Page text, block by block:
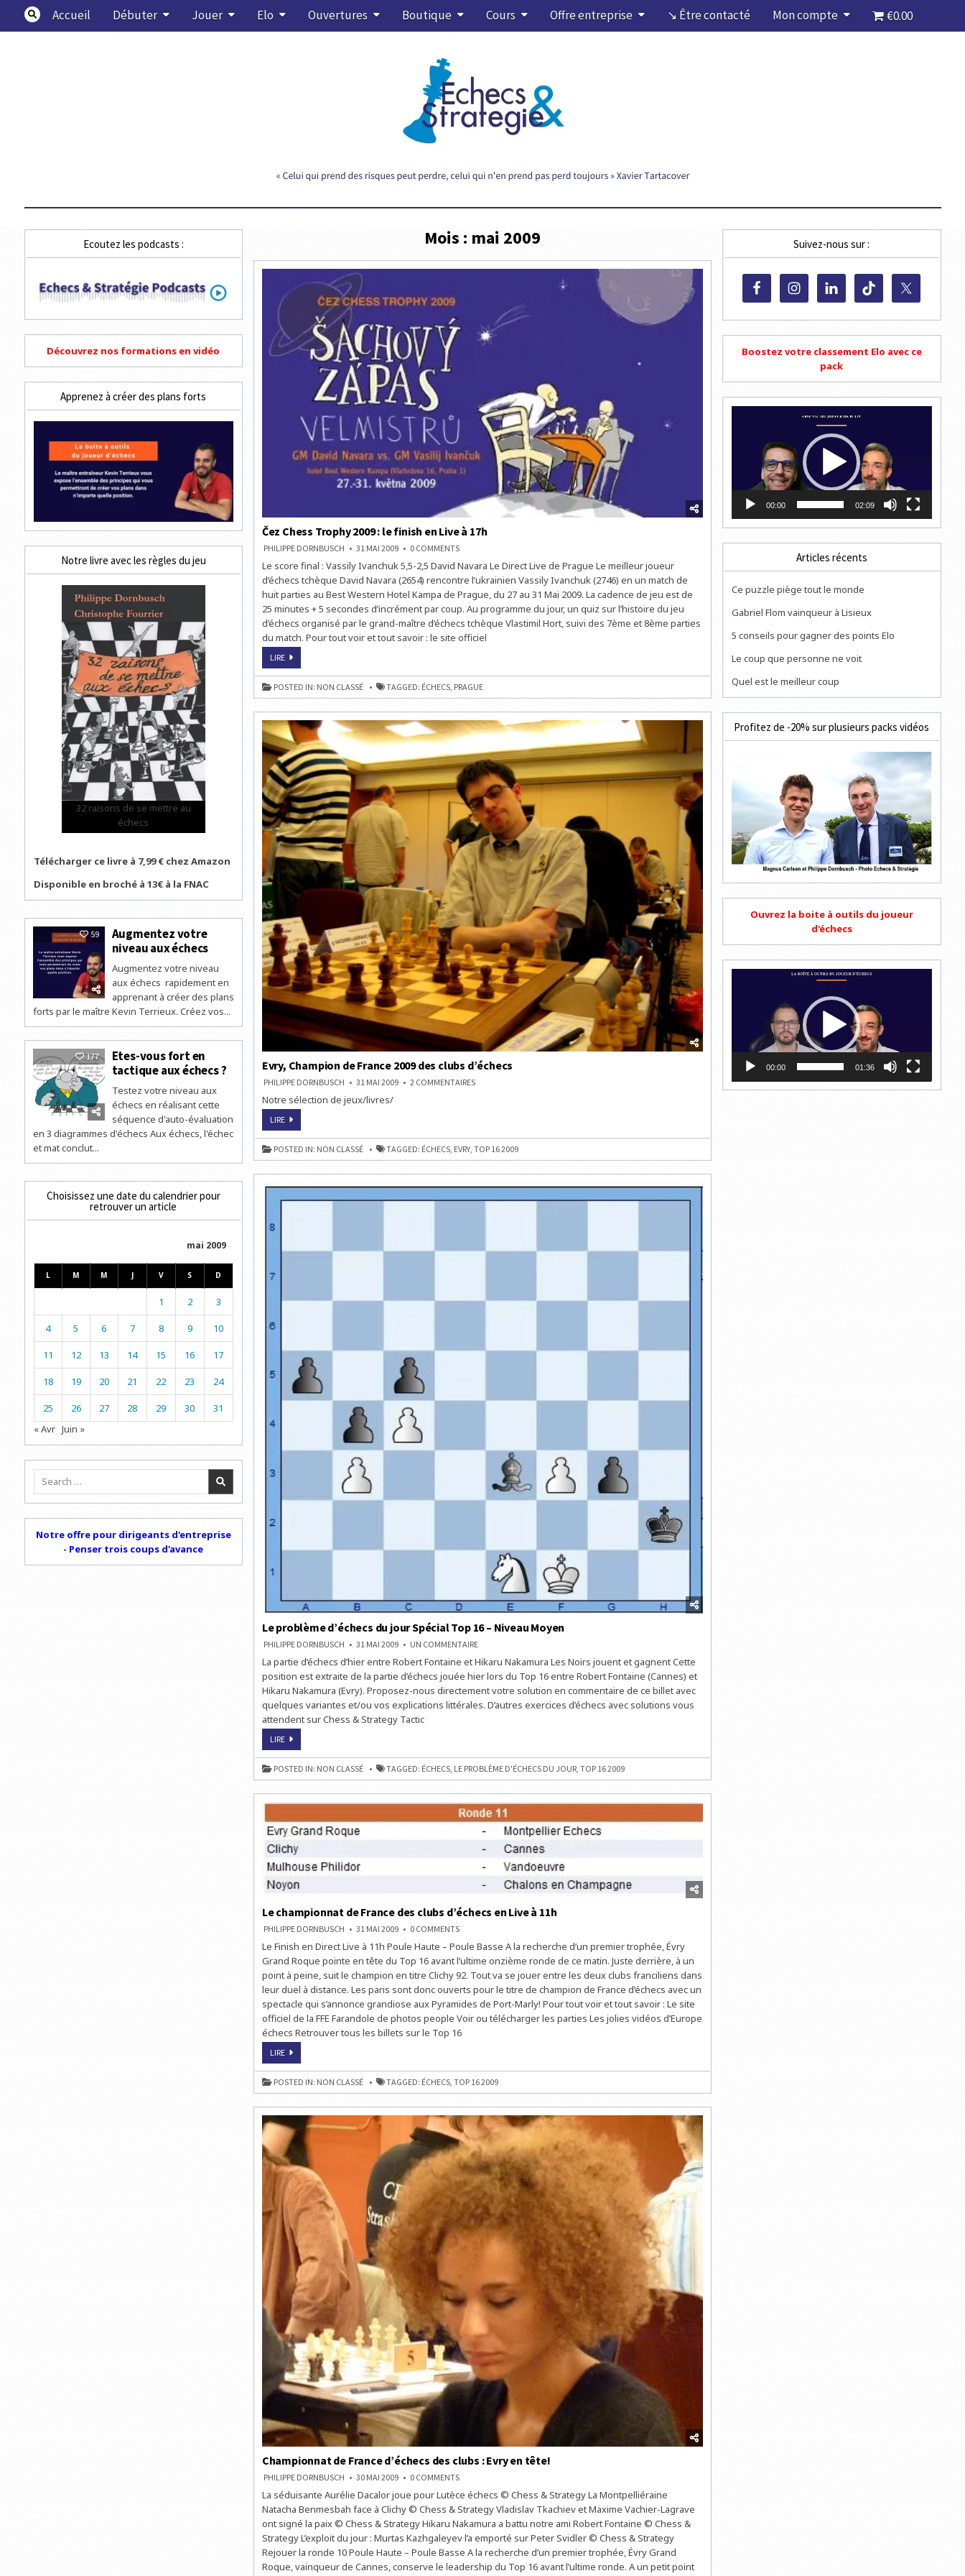
content
Accueil Débuter Jouer Elo Ouvertures Boutique Cours Offre entreprise ↘ Être contacté Mon compte €0.00
Mois : mai 2009
Čez Chess Trophy 2009 : le finish en Live à 17h
PHILIPPE DORNBUSCH 31 MAI 2009 0 COMMENTSON
CHESS
TROPHY
2009
:
LE
FINISH
EN
LIVE
17H
Le score final : Vassily Ivanchuk 5,5-2,5 David Navara Le Direct Live de Prague Le meilleur joueur
d’échecs tchèque David Navara (2654) rencontre l’ukrainien Vassily Ivanchuk (2746) en un match de
huit parties au Best Western Hotel Kampa de Prague, du 27 au 31 Mai 2009. La cadence de jeu est de
25 minutes + 5 secondes d’incrément par coup. Au programme du jour, un quiz sur l’histoire du jeu
d’échecs organisé par le grand-maître d’échecs tchèque Vlastimil Hort, suivi des 7ème et 8ème parties
du match. Pour tout voir et tout savoir : le site officiel
LIREČEZ
TROPHY
2009
:
LE
LIVE
À
17H
POSTED IN: NON CLASSÉ TAGGED: ÉCHECS, PRAGUE
Evry, Champion de France 2009 des clubs d’échecs
PHILIPPE DORNBUSCH 31 MAI 2009 2 COMMENTAIRESSUR
CLUBS
D’ÉCHECS
Notre sélection de jeux/livres/
LIREEVRY,
DE
FRANCE
2009
DES
POSTED IN: NON CLASSÉ TAGGED: ÉCHECS, EVRY, TOP 16 2009
Le problème d’échecs du jour Spécial Top 16 – Niveau Moyen
PHILIPPE DORNBUSCH 31 MAI 2009 UN COMMENTAIRESUR
PROBLÈME
D’ÉCHECS
DU
JOUR
SPÉCIAL
TOP
16
La partie d’échecs d’hier entre Robert Fontaine et Hikaru Nakamura Les Noirs jouent et gagnent Cette
position est extraite de la partie d’échecs jouée hier lors du Top 16 entre Robert Fontaine (Cannes) et
Hikaru Nakamura (Evry). Proposez-nous directement votre solution en commentaire de ce billet avec
quelques variantes et/ou vos explications littérales. D’autres exercices d’échecs avec solutions vous
attendent sur Chess & Strategy Tactic
LIRELE
D’ÉCHECS
DU
JOUR
SPÉCIAL
–
MOYEN
POSTED IN: NON CLASSÉ TAGGED: ÉCHECS, LE PROBLÈME D'ÉCHECS DU JOUR, TOP 16 2009
Le championnat de France des clubs d’échecs en Live à 11h
PHILIPPE DORNBUSCH 31 MAI 2009 0 COMMENTSON
CHAMPIONNAT
FRANCE
DES
CLUBS
D’ÉCHECS
LIVE
À
11H
Le Finish en Direct Live à 11h Poule Haute – Poule Basse A la recherche d’un premier trophée, Évry
Grand Roque pointe en tête du Top 16 avant l’ultime onzième ronde de ce matin. Juste derrière, à un
point à peine, suit le champion en titre Clichy 92. Tout va se jouer entre les deux clubs franciliens dans
leur duel à distance. Les paris sont donc ouverts pour le titre de champion de France d’échecs avec un
spectacle qui s’annonce grandiose aux Pyramides de Port-Marly! Pour tout voir et tout savoir : Le site
officiel de la FFE Farandole de photos people Voir ou télécharger les parties Les jolies vidéos d’Europe
échecs Retrouver tous les billets sur le Top 16
LIRELE
DE
FRANCE
DES
CLUBS
À
11H
POSTED IN: NON CLASSÉ TAGGED: ÉCHECS, TOP 16 2009
Championnat de France d’échecs des clubs : Evry en tête!
PHILIPPE DORNBUSCH 30 MAI 2009 0 COMMENTSON
DE
D’ÉCHECS
DES
CLUBS
:
EN
TÊTE!
La séduisante Aurélie Dacalor joue pour Lutèce échecs © Chess & Strategy La Montpelliéraine
Natacha Benmesbah face à Clichy © Chess & Strategy Vladislav Tkachiev et Maxime Vachier-Lagrave
ont signé la paix © Chess & Strategy Hikaru Nakamura a battu notre ami Robert Fontaine © Chess &
Strategy L’exploit du jour : Murtas Kazhgaleyev l’a emporté sur Peter Svidler © Chess & Strategy
Rejouer la ronde 10 Poule Haute – Poule Basse A la recherche d’un premier trophée, Évry Grand
Roque, vainqueur de Cannes, conserve le leadership du Top 16 avant l’ultime ronde. A un petit point
Ecoutez les podcasts :
Découvrez nos formations en vidéo
Apprenez à créer des plans forts
Notre livre avec les règles du jeu
32 raisons de se mettre au
échecs
Télécharger ce livre à 7,99 € chez Amazon
Disponible en broché à 13€ à la FNAC
59
Augmentez votre
niveau aux échecs
Augmentez votre niveau
aux échecs rapidement en
apprenant à créer des plans
forts par le maître Kevin Terrieux. Créez vos...
177
Etes-vous fort en
tactique aux échecs ?
Testez votre niveau aux
échecs en réalisant cette
séquence d'auto-évaluation
en 3 diagrammes d'échecs Aux échecs, l'échec
et mat conclut...
Choisissez une date du calendrier pour
retrouver un article
mai 2009
L M M J V S D
1 2 3
4 5 6 7 8 9 10
11 12 13 14 15 16 17
18 19 20 21 22 23 24
25 26 27 28 29 30
31
« Avr Juin »
Search
Notre offre pour dirigeants d'entreprise
- Penser trois coups d'avance
Suivez-nous sur :
Boostez votre classement Elo avec ce
pack
00:00 02:09
Articles récents
Ce puzzle piège tout le monde
Gabriel Flom vainqueur à Lisieux
5 conseils pour gagner des points Elo
Le coup que personne ne voit
Quel est le meilleur coup
Profitez de -20% sur plusieurs packs vidéos
Ouvrez la boite à outils du joueur
d'échecs
00:00 01:36